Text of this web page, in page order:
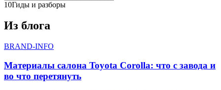
10Гиды и разборы
Из блога
BRAND-INFO
Материалы салона Toyota Corolla: что с завода и
во что перетянуть